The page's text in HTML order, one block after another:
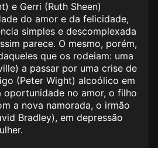
e Gerri (Ruth Sheen)
do amor e da felicidade,
simples e descomplexada
parece. O mesmo, porém,
que os rodeiam: uma
a passar por uma crise de
(Peter Wight) alcoólico em
oportunidade no amor, o filho
a nova namorada, o irmão
Bradley), em depressão